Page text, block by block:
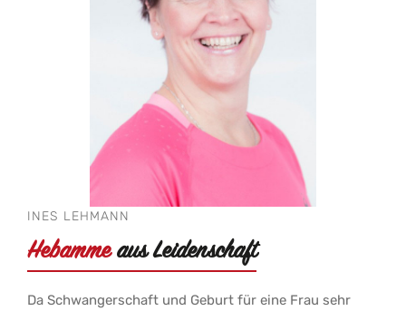
INES LEHMANN
Hebammeaus Leidenschaft
Da Schwangerschaft und Geburt für eine Frau sehr